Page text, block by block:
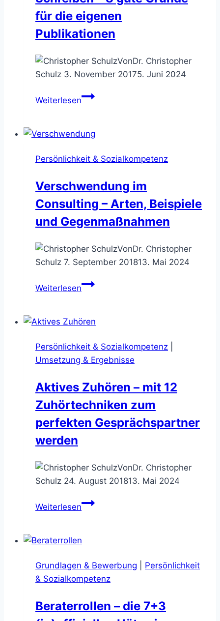
verbale
Attacken
für die eigenen
Publikationen
VonDr. Christopher
Schulz 3. November 20175. Juni 2024
WeiterlesenBeratungserfolg
–
gute
für
die
Publikationen
Persönlichkeit & Sozialkompetenz
Verschwendung im
Consulting – Arten, Beispiele
und Gegenmaßnahmen
VonDr. Christopher
Schulz 7. September 201813. Mai 2024
WeiterlesenVerschwendung
–
Beispiele
und
Persönlichkeit & Sozialkompetenz
Umsetzung & Ergebnisse
Aktives Zuhören – mit 12
Zuhörtechniken zum
perfekten Gesprächspartner
werden
VonDr. Christopher
Schulz 24. August 201813. Mai 2024
WeiterlesenAktives
mit
Zuhörtechniken
zum
Gesprächspartner
Grundlagen & Bewerbung
Persönlichkeit
& Sozialkompetenz
Beraterrollen – die 7+3